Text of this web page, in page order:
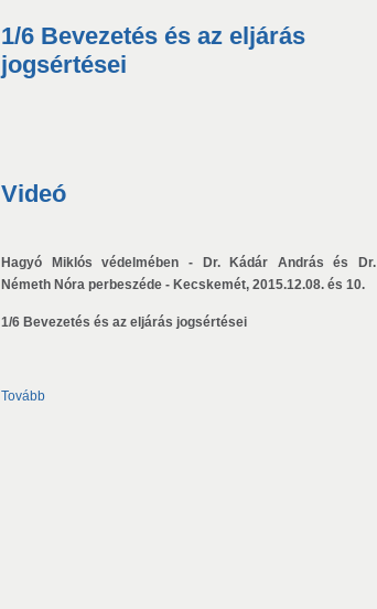
1/6 Bevezetés és az eljárás
jogsértései
Videó
Hagyó Miklós védelmében - Dr. Kádár András és Dr.
Németh Nóra perbeszéde - Kecskemét, 2015.12.08. és 10.
1/6 Bevezetés és az eljárás jogsértései
Tovább